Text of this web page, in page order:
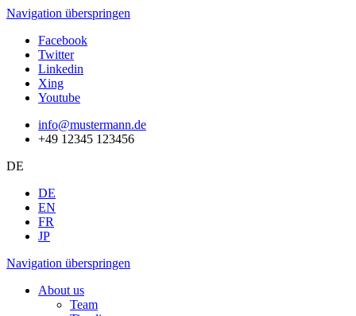
Navigation überspringen
Facebook
Twitter
Linkedin
Xing
Youtube
info@mustermann.de
+49 12345 123456
DE
DE
EN
FR
JP
Navigation überspringen
About us
Team